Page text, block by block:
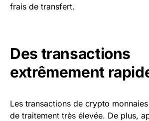
frais de transfert.
Des transactions
extrêmement
Les transactions de crypto
de traitement très élevée. De plus,